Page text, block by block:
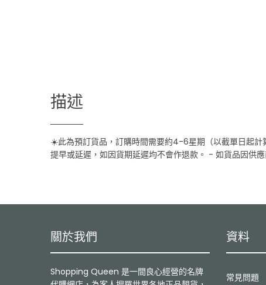
描述
☀️此為預訂貨品，訂購時間需要約4-6星期（以截單日起
提早或延遲，如因貨期延遲均不會作退款。 - 如貨品因供
關於我們
Shopping Queen 是一間良心經營的名牌
資料
常見問題